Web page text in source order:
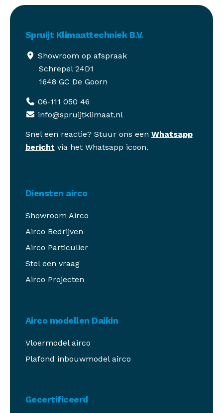
Spruijt Klimaattechniek B.V.
Showroom op afspraak
Schrepel 24D1
1648 GC De Goorn
06-111 050 46
info@spruijtklimaat.nl
Snel een reactie? Stuur ons een Whatsapp
bericht via het Whatsapp icoon.
Diensten airco
Showroom Airco
Airco Bedrijven
Airco Particulier
Stel een vraag
Airco Projecten
Airco modellen Daikin
Vloermodel airco
Plafond inbouwmodel airco
Gecertificeerd